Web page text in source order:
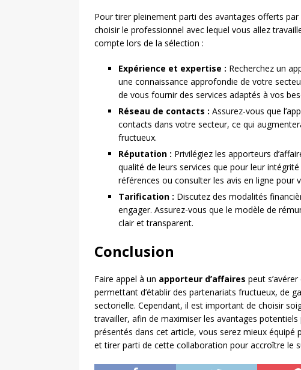
Pour tirer pleinement parti des avantages offerts par
choisir le professionnel avec lequel vous allez
compte lors de la sélection :
Expérience et expertise : Recherchez un
une connaissance approfondie de votre
de vous fournir des services adaptés à vos
Réseau de contacts : Assurez-vous que
contacts dans votre secteur, ce qui
fructueux.
Réputation : Privilégiez les apporteurs
qualité de leurs services que pour leur
références ou consulter les avis en ligne pour
Tarification : Discutez des modalités
engager. Assurez-vous que le modèle de
clair et transparent.
Conclusion
Faire appel à un apporteur d’affaires peut
permettant d’établir des partenariats fructueux, de
sectorielle. Cependant, il est important de choisir
travailler, afin de maximiser les avantages
présentés dans cet article, vous serez mieux équipé
et tirer parti de cette collaboration pour accroître le